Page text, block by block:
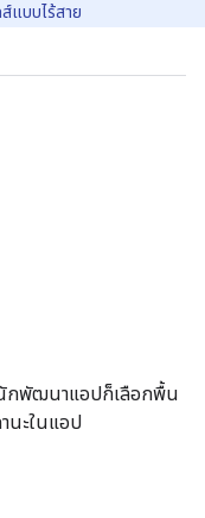
แบบไร้สาย
นักพัฒนาแอปก็เลือกพื้น
นะในแอป